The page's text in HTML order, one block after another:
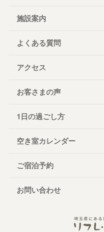
施設案内
よくある質問
アクセス
お客さまの声
1日の過ごし方
空き室カレンダー
ご宿泊予約
お問い合わせ